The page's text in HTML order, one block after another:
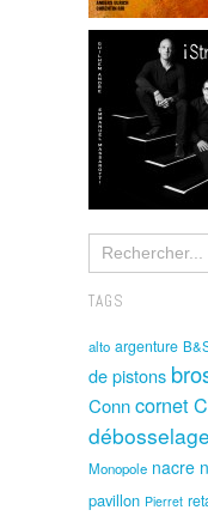
TAGS
alto argenture
de pistons
Conncornet
débosselage
Monopole nacre
pavillon Pierret